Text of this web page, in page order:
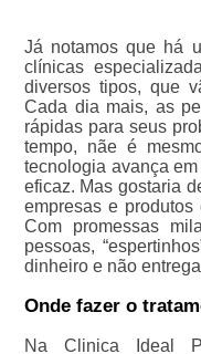
Já notamos que há
clínicas
diversos tipos, que
Cada dia mais, as
rápidas para seus
tempo, nãe é
tecnologia avança
eficaz. Mas gostaria
empresas e
Com promessas
pessoas,
dinheiro e não
Onde fazer o
Na Clinica Ideal